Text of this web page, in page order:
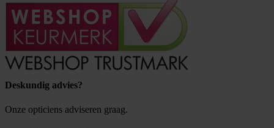
Deskundig advies?
Onze opticiens adviseren graag.